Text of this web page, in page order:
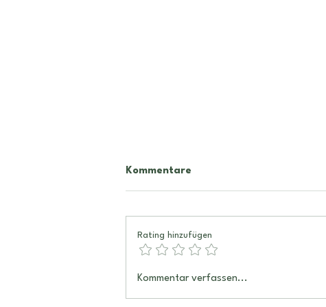
Muttersein als spirituelle
du in einem Seelenbild
Kommentare
Rating hinzufügen
Kommentar verfassen...